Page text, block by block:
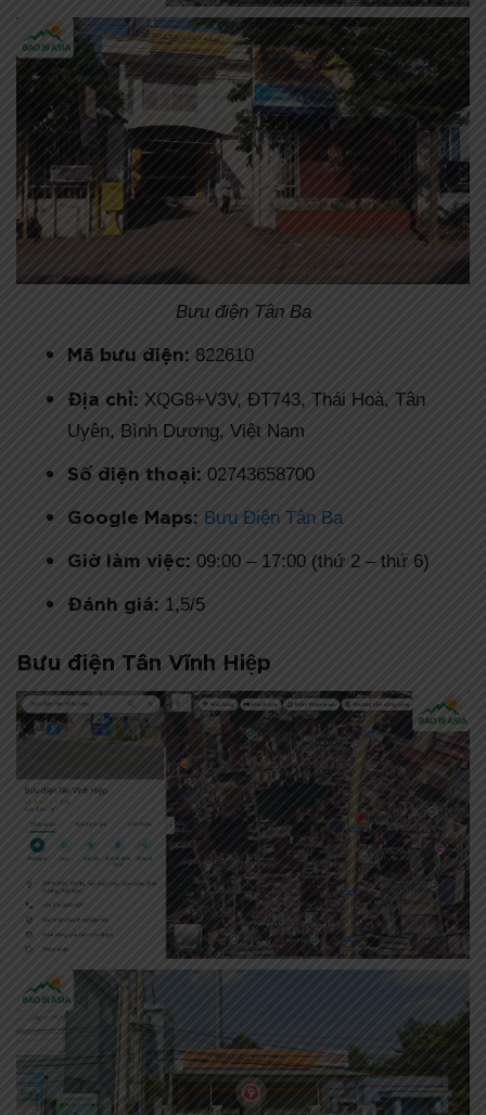
Bưu điện Tân Ba
Mã bưu điện:822610
Địa chỉ: XQG8+V3V, ĐT743, Thái Hoà, Tân
Uyên, Bình Dương, Việt Nam
Số điện thoại:02743658700
Google Maps: Bưu Điện Tân Ba
Giờ làm việc: 09:00 – 17:00 (thứ 2 – thứ 6)
Đánh giá: 1,5/5
Bưu điện Tân Vĩnh Hiệp